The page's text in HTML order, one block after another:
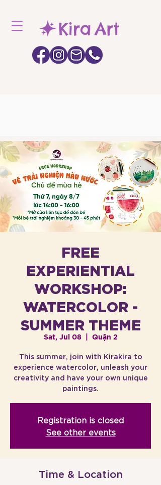
FREE
EXPERIENTIAL
WORKSHOP:
WATERCOLOR -
SUMMER THEME
Sat, Jul 08
  |
Quận 2
This summer, join with Kirakira to
experience watercolor, unleash your
creativity and have your own unique
paintings.
Registration is closed
See other events
Time & Location